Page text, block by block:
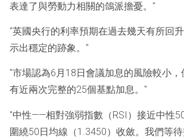
表達了與勞動力相關的鴿派擔憂。"
"英國央行的利率預期在過去幾天有所回
示出穩定的跡象。"
"市場認為6月18日會議加息的風險較小
有近兩次完整的25個基點加息。"
"中性——相對強弱指數（RSI）接近中性
圍繞50日均線（1.3450）收斂。我們等